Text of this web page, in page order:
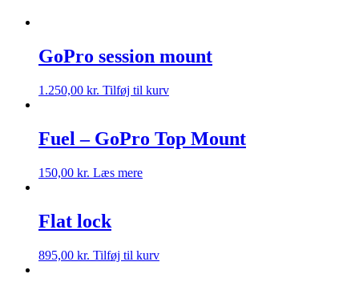
GoPro session mount
1.250,00 kr. Tilføj til kurv
Fuel – GoPro Top Mount
150,00 kr. Læs mere
Flat lock
895,00 kr. Tilføj til kurv